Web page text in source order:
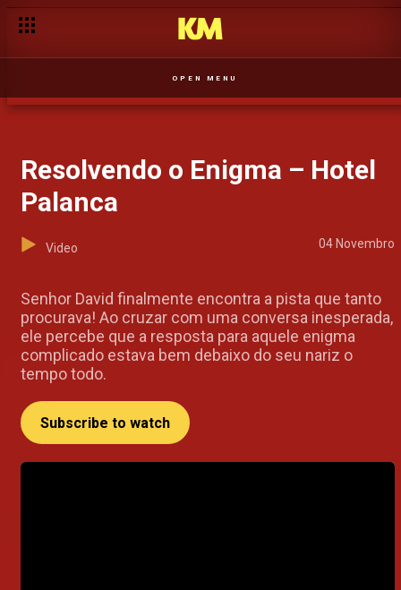
OPEN MENU
Resolvendo o Enigma – Hotel
Palanca
Video 04 Novembro
Senhor David finalmente encontra a pista que tanto
procurava! Ao cruzar com uma conversa inesperada,
ele percebe que a resposta para aquele enigma
complicado estava bem debaixo do seu nariz o
tempo todo.
Subscribe to watch